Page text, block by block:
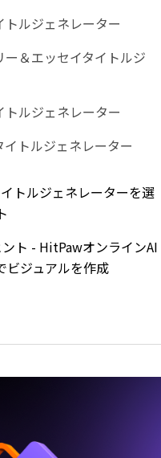
ルジェネレーター
＆エッセイタイトルジ
ルジェネレーター
トルジェネレーター
トルジェネレーターを選
ト - HitPawオンラインAI
ビジュアルを作成